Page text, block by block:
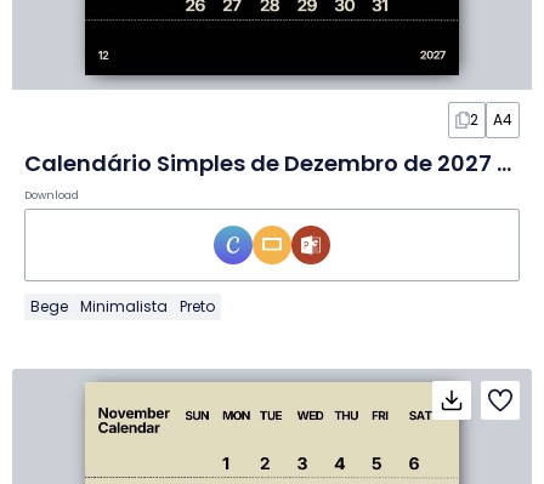
2 A4
Calendário Simples de Dezembro de 2027 em Slides
Download
Bege Minimalista Preto